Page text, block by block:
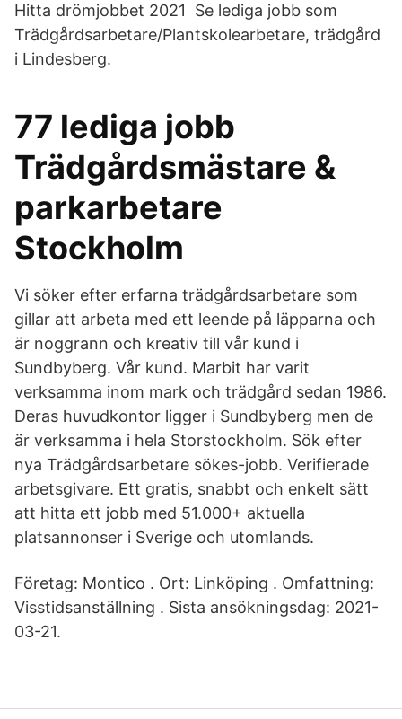
Hitta drömjobbet 2021 Se lediga jobb som
Trädgårdsarbetare/Plantskolearbetare, trädgård
i Lindesberg.
77 lediga jobb
Trädgårdsmästare &
parkarbetare
Stockholm
Vi söker efter erfarna trädgårdsarbetare som
gillar att arbeta med ett leende på läpparna och
är noggrann och kreativ till vår kund i
Sundbyberg. Vår kund. Marbit har varit
verksamma inom mark och trädgård sedan 1986.
Deras huvudkontor ligger i Sundbyberg men de
är verksamma i hela Storstockholm. Sök efter
nya Trädgårdsarbetare sökes-jobb. Verifierade
arbetsgivare. Ett gratis, snabbt och enkelt sätt
att hitta ett jobb med 51.000+ aktuella
platsannonser i Sverige och utomlands.
Företag: Montico . Ort: Linköping . Omfattning:
Visstidsanställning . Sista ansökningsdag: 2021-
03-21.